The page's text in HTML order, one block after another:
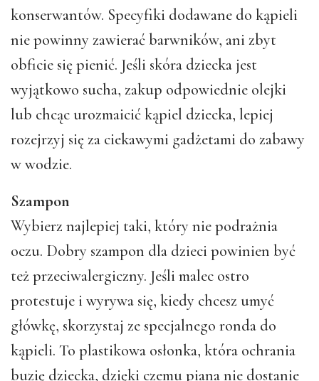
konserwantów. Specyfiki dodawane do kąpieli
nie powinny zawierać barwników, ani zbyt
obficie się pienić. Jeśli skóra dziecka jest
wyjątkowo sucha, zakup odpowiednie olejki
lub chcąc urozmaicić kąpiel dziecka, lepiej
rozejrzyj się za ciekawymi gadżetami do zabawy
w wodzie.
Szampon
Wybierz najlepiej taki, który nie podrażnia
oczu. Dobry szampon dla dzieci powinien być
też przeciwalergiczny. Jeśli malec ostro
protestuje i wyrywa się, kiedy chcesz umyć
główkę, skorzystaj ze specjalnego ronda do
kąpieli. To plastikowa osłonka, która ochrania
buzię dziecka, dzięki czemu piana nie dostanie